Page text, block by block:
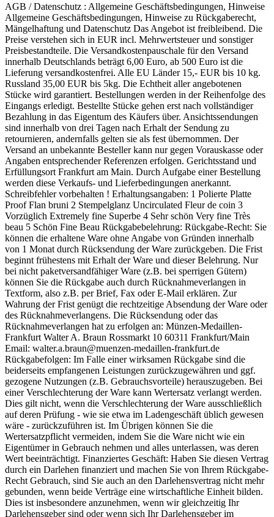
AGB / Datenschutz : Allgemeine Geschäftsbedingungen, Hinweise
Allgemeine Geschäftsbedingungen, Hinweise zu Rückgaberecht,
Mängelhaftung und Datenschutz Das Angebot ist freibleibend. Die
Preise verstehen sich in EUR incl. Mehrwertsteuer und sonstiger
Preisbestandteile. Die Versandkostenpauschale für den Versand
innerhalb Deutschlands beträgt 6,00 Euro, ab 500 Euro ist die
Lieferung versandkostenfrei. Alle EU Länder 15,- EUR bis 10 kg.
Russland 35,00 EUR bis 5kg. Die Echtheit aller angebotenen
Stücke wird garantiert. Bestellungen werden in der Reihenfolge des
Eingangs erledigt. Bestellte Stücke gehen erst nach vollständiger
Bezahlung in das Eigentum des Käufers über. Ansichtssendungen
sind innerhalb von drei Tagen nach Erhalt der Sendung zu
retournieren, andernfalls gelten sie als fest übernommen. Der
Versand an unbekannte Besteller kann nur gegen Vorauskasse oder
Angaben entsprechender Referenzen erfolgen. Gerichtsstand und
Erfüllungsort Frankfurt am Main. Durch Aufgabe einer Bestellung
werden diese Verkaufs- und Lieferbedingungen anerkannt.
Schreibfehler vorbehalten ! Erhaltungsangaben: 1 Polierte Platte
Proof Flan bruni 2 Stempelglanz Uncirculated Fleur de coin 3
Vorzüglich Extremely fine Superbe 4 Sehr schön Very fine Très
beau 5 Schön Fine Beau Rückgabebelehrung: Rückgabe-Recht: Sie
können die erhaltene Ware ohne Angabe von Gründen innerhalb
von 1 Monat durch Rücksendung der Ware zurückgeben. Die Frist
beginnt frühestens mit Erhalt der Ware und dieser Belehrung. Nur
bei nicht paketversandfähiger Ware (z.B. bei sperrigen Gütern)
können Sie die Rückgabe auch durch Rücknahmeverlangen in
Textform, also z.B. per Brief, Fax oder E-Mail erklären. Zur
Wahrung der Frist genügt die rechtzeitige Absendung der Ware oder
des Rücknahmeverlangens. Die Rücksendung oder das
Rücknahmeverlangen hat zu erfolgen an: Münzen-Medaillen-
Frankfurt Walter A. Braun Rossmarkt 10 60311 Frankfurt/Main
Email: walter.a.braun@muenzen-medaillen-frankfurt.de
Rückgabefolgen: Im Falle einer wirksamen Rückgabe sind die
beiderseits empfangenen Leistungen zurückzugewähren und ggf.
gezogene Nutzungen (z.B. Gebrauchsvorteile) herauszugeben. Bei
einer Verschlechterung der Ware kann Wertersatz verlangt werden.
Dies gilt nicht, wenn die Verschlechterung der Ware ausschließlich
auf deren Prüfung - wie sie etwa im Ladengeschäft üblich gewesen
wäre - zurückzuführen ist. Im Übrigen können Sie die
Wertersatzpflicht vermeiden, indem Sie die Ware nicht wie ein
Eigentümer in Gebrauch nehmen und alles unterlassen, was deren
Wert beeinträchtigt. Finanziertes Geschäft: Haben Sie diesen Vertrag
durch ein Darlehen finanziert und machen Sie von Ihrem Rückgabe-
Recht Gebrauch, sind Sie auch an den Darlehensvertrag nicht mehr
gebunden, wenn beide Verträge eine wirtschaftliche Einheit bilden.
Dies ist insbesondere anzunehmen, wenn wir gleichzeitig Ihr
Darlehensgeber sind oder wenn sich Ihr Darlehensgeber im